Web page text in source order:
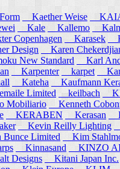
Kaether Weise
Kale Kallemo
Copenhagen
Karasek
Design
Karen
New Standard
Karl
Karpenter karpet
Kateha
Kaufmann
Limited keilbach
Mobiliario
Kenneth
KERABEN Kerasan
Kevin Reilly Lighting
Bunce Limited
Kim
Kinnasand
KINZO
Designs
Kitani Japan Inc.